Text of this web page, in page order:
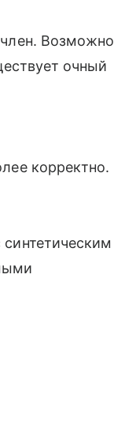
Возможно
очный
корректно.